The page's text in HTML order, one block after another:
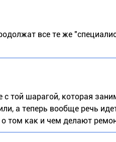
все те же
той шарагой, которая
а теперь вообще речь
том как и чем делают